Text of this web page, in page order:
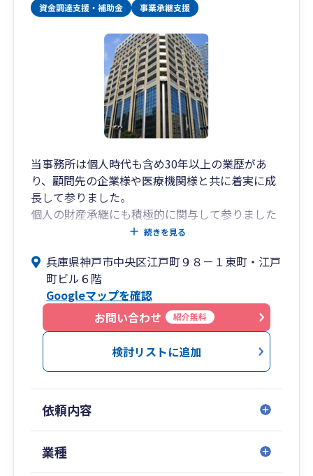
当事務所は個人時代も含め30年以上の業歴があ
り、顧問先の企業様や医療機関様と共に着実に成
長して参りました。
個人の財産承継にも積極的に関与して参りました
ので、資産税に関する申告やコンサルティングで
近年は顧問先様のグループ化やM&Aのご要望に応
えるため、資産税以外に組織再編成やM&Aの領域
も強化し、着実に実績を積み上げております。
現在、税理士3名が役員として就任しており、20
代から70代まで幅広い年齢層の役職員10名で顧問
先様をサポートさせていただきながら日々研鑽を
財産承継・事業承継など資産税の領域において
も、中長期の視点でご要望に応じた助言やサポー
トが可能です。
続きを見る
兵庫県神戸市中央区江戸町９８－１東町・江戸
町ビル６階
Googleマップを確認
お問い合わせ
紹介無料
検討リストに追加
依頼内容
業種